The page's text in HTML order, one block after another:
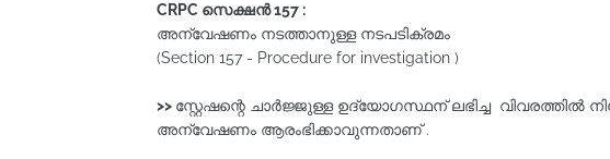
CRPC സെക്ഷൻ 157 :
അന്വേഷണം നടത്താനുള്ള നടപടിക്രമം
(Section 157 - Procedure for investigation )
>> സ്റ്റേഷന്റെ ചാര്‍ജ്ജുള്ള ഉദ്യോഗസ്ഥന്‌ ലഭിച്ച വിവരത്തില്‍
അന്വേഷണം ആരംഭിക്കാവുന്നതാണ് .